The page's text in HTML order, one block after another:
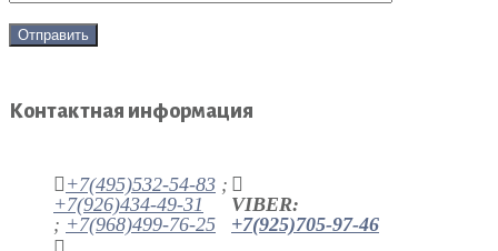
Контактная информация
+7(495)532-54-83 ;
+7(926)434-49-31
; +7(968)499-76-25
VIBER:
+7(925)705-97-46